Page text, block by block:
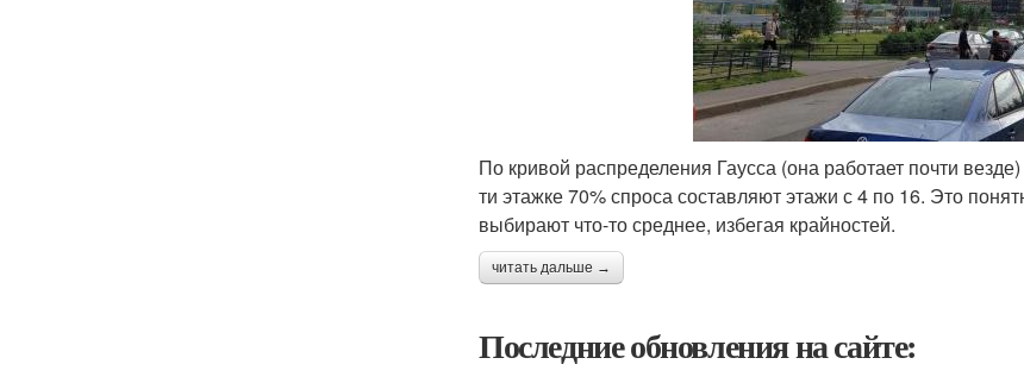
По кривой распределения Гаусса (она работает почти
ти этажке 70% спроса составляют этажи с 4 по 16. Это
выбирают что-то среднее, избегая крайностей.
читать дальше →
Последние обновления на сайте: